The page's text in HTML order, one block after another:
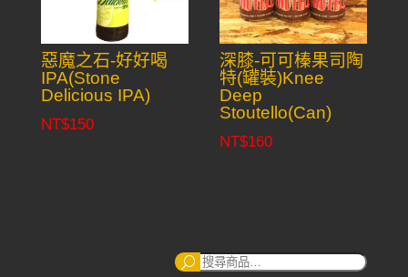
惡魔之石-好好喝
IPA(Stone
Delicious IPA)
NT$150
深膝-可可榛果司陶
特(罐裝)Knee
Deep
Stoutello(Can)
NT$160
搜